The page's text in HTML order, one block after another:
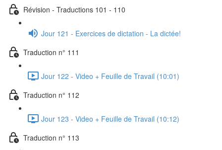
Révision - Traductions 101 - 110
Jour 121 - Exercices de dictation - La dictée!
Traduction n° 111
Jour 122 - Video + Feuille de Travail (10:01)
Traduction n° 112
Jour 123 - Video + Feuille de Travail (10:12)
Traduction n° 113